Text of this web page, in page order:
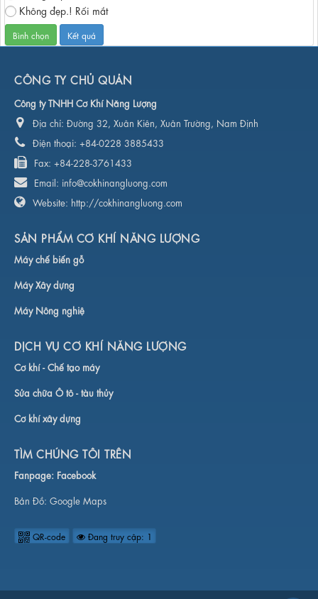
Không đẹp.! Rối mắt
CÔNG TY CHỦ QUẢN
Công ty TNHH Cơ Khí Năng Lượng
Địa chỉ: Đường 32, Xuân Kiên, Xuân Trường, Nam Định
Điện thoại: +84-0228 3885433
Fax: +84-228-3761433
Email: info@cokhinangluong.com
Website: http://cokhinangluong.com
SẢN PHẨM CƠ KHÍ NĂNG LƯỢNG
Máy chế biến gỗ
Máy Xây dựng
Máy Nông nghiệ
DỊCH VỤ CƠ KHÍ NĂNG LƯỢNG
Cơ khí -Chế tạo máy
Sửa chữa Ô tô - tàu thủy
Cơ khí xây dựng
TÌM CHÚNG TÔI TRÊN
Fanpage: Facebook
Bản Đồ: Google Maps
QR-code Đang truy cập: 1